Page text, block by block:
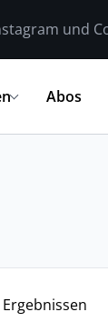
und
Abos